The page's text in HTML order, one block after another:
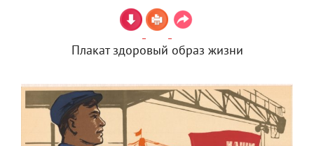
Плакат здоровый образ жизни